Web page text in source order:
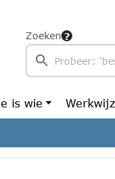
Zoeken
is wie